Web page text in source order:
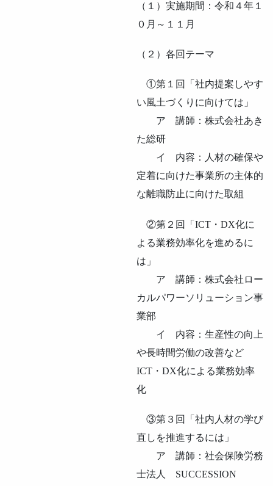
（１）実施期間：令和４年１
０月～１１月
（２）各回テーマ
①第１回「社内提案しやす
い風土づくりに向けては」
ア 講師：株式会社あき
た総研
イ 内容：人材の確保や
定着に向けた事業所の主体的
な離職防止に向けた取組
②第２回「ICT・DX化に
よる業務効率化を進めるに
は」
ア 講師：株式会社ロー
カルパワーソリューション事
業部
イ 内容：生産性の向上
や長時間労働の改善など
ICT・DX化による業務効率
化
③第３回「社内人材の学び
直しを推進するには」
ア 講師：社会保険労務
士法人 SUCCESSION